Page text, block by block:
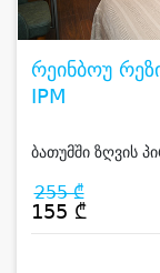
რეინბოუ
IPM
ბათუმში ზღვის
255 ₾
155 ₾